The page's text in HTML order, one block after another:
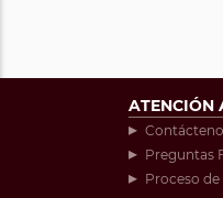
ATENCIÓN
Preguntas
Proceso